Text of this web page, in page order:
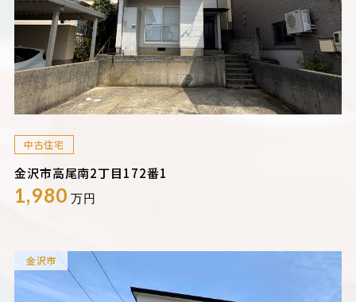
中古住宅
金沢市高尾南2丁目172番1
1,980 万円
金沢市